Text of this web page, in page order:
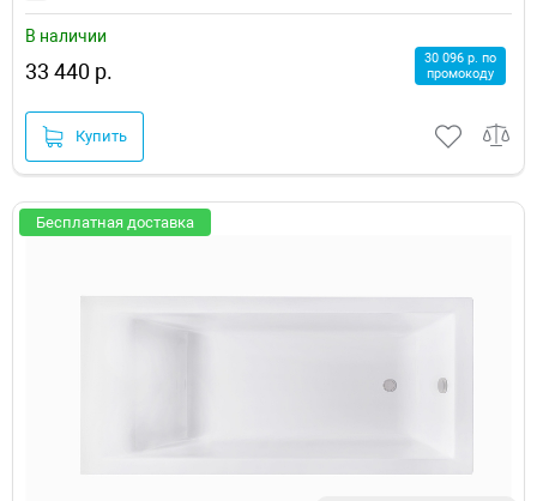
В наличии
33 440 р.
30 096 р. по
промокоду
Купить
Бесплатная доставка